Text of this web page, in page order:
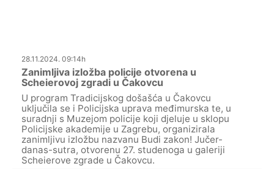
28.11.2024. 09:14h
Zanimljiva izložba policije otvorena u
Scheierovoj zgradi u Čakovcu
U program Tradicijskog došašća u Čakovcu
uključila se i Policijska uprava međimurska te, u
suradnji s Muzejom policije koji djeluje u sklopu
Policijske akademije u Zagrebu, organizirala
zanimljivu izložbu nazvanu Budi zakon! Jučer-
danas-sutra, otvorenu 27. studenoga u galeriji
Scheierove zgrade u Čakovcu.